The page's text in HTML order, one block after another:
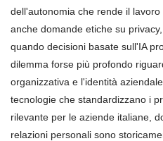
dell'autonomia che rende il
anche domande etiche su
quando decisioni basate sull'IA
dilemma forse più profondo
organizzativa e l'identità
tecnologie che standardizzano i
rilevante per le aziende italiane,
relazioni personali sono